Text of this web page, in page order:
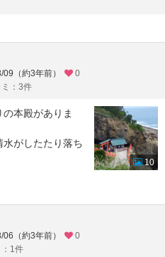
（約3年前）
0
ミ：3件
本殿がありま
がしたたり落ち
10
（約3年前）
0
：1件